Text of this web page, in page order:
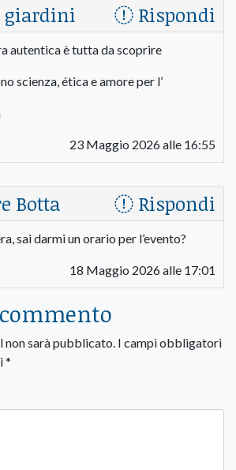
giardini
Rispondi
autentica è tutta da scoprire
scienza, ética e amore per l’
23 Maggio 2026 alle 16:55
Botta Rispondi
sai darmi un orario per l’evento?
18 Maggio 2026 alle 17:01
sarà pubblicato. I campi obbligatori
*